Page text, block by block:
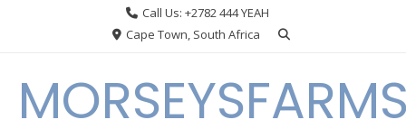
Call Us: +2782 444 YEAH
Cape Town, South Africa